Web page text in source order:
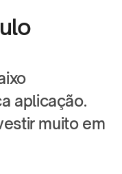
aplicação.
muito em